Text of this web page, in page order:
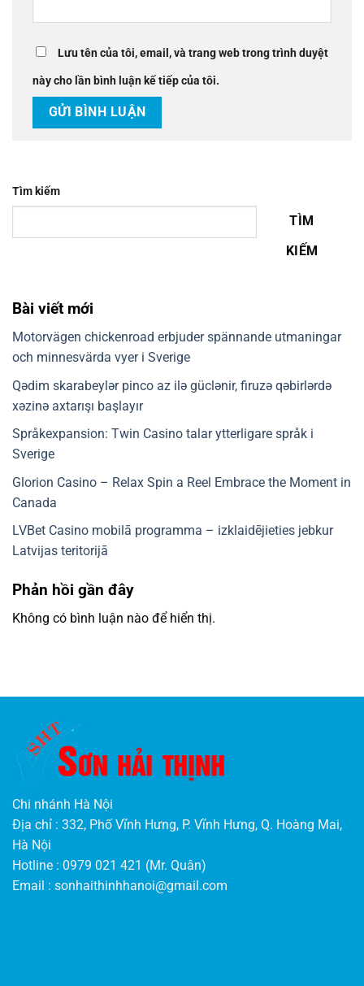
Lưu tên của tôi, email, và trang web trong trình duyệt
này cho lần bình luận kế tiếp của tôi.
Tìm kiếm
TÌM
KIẾM
Bài viết mới
Motorvägen chickenroad erbjuder spännande utmaningar
och minnesvärda vyer i Sverige
Qədim skarabeylər pinco az ilə güclənir, firuzə qəbirlərdə
xəzinə axtarışı başlayır
Språkexpansion: Twin Casino talar ytterligare språk i
Sverige
Glorion Casino – Relax Spin a Reel Embrace the Moment in
Canada
LVBet Casino mobilā programma – izklaidējieties jebkur
Latvijas teritorijā
Phản hồi gần đây
Không có bình luận nào để hiển thị.
Chi nhánh Hà Nội
Địa chỉ : 332, Phố Vĩnh Hưng, P. Vĩnh Hưng, Q. Hoàng Mai,
Hà Nội
Hotline : 0979 021 421 (Mr. Quân)
Email : sonhaithinhhanoi@gmail.com